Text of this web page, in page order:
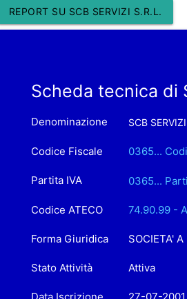
REPORT SU SCB SERVIZI S.R.L.
Scheda tecnica di
Denominazione SCB
Codice Fiscale 0365...
Partita IVA 0365...
Codice ATECO 74.90.99 -
Forma Giuridica SOCIETA'
Stato Attività Attiva
Data Iscrizione 27-07-2001